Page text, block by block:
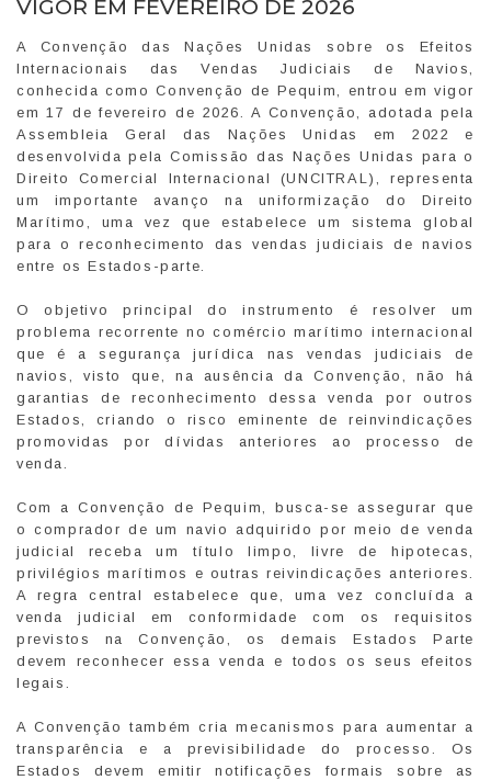
VIGOR EM FEVEREIRO DE 2026
A Convenção das Nações Unidas sobre os Efeitos
Internacionais das Vendas Judiciais de Navios,
conhecida como Convenção de Pequim, entrou em vigor
em 17 de fevereiro de 2026. A Convenção, adotada pela
Assembleia Geral das Nações Unidas em 2022 e
desenvolvida pela Comissão das Nações Unidas para o
Direito Comercial Internacional (UNCITRAL), representa
um importante avanço na uniformização do Direito
Marítimo, uma vez que estabelece um sistema global
para o reconhecimento das vendas judiciais de navios
entre os Estados-parte.
O objetivo principal do instrumento é resolver um
problema recorrente no comércio marítimo internacional
que é a segurança jurídica nas vendas judiciais de
navios, visto que, na ausência da Convenção, não há
garantias de reconhecimento dessa venda por outros
Estados, criando o risco eminente de reinvindicações
promovidas por dívidas anteriores ao processo de
venda.
Com a Convenção de Pequim, busca-se assegurar que
o comprador de um navio adquirido por meio de venda
judicial receba um título limpo, livre de hipotecas,
privilégios marítimos e outras reivindicações anteriores.
A regra central estabelece que, uma vez concluída a
venda judicial em conformidade com os requisitos
previstos na Convenção, os demais Estados Parte
devem reconhecer essa venda e todos os seus efeitos
legais.
A Convenção também cria mecanismos para aumentar a
transparência e a previsibilidade do processo. Os
Estados devem emitir notificações formais sobre as